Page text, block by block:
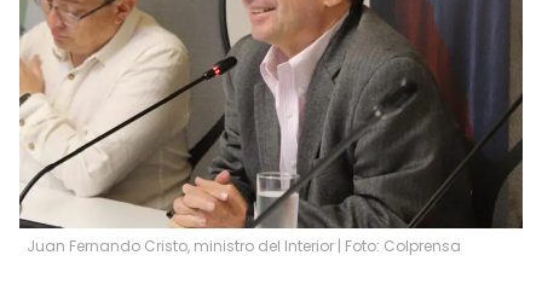
Juan Fernando Cristo, ministro del Interior | Foto: Colprensa